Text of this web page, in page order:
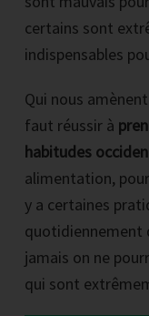
certains sont
indispensables
Qui nous
faut réussir à
habitudes
alimentation,
y a certaines
quotidiennement
jamais on ne
qui sont